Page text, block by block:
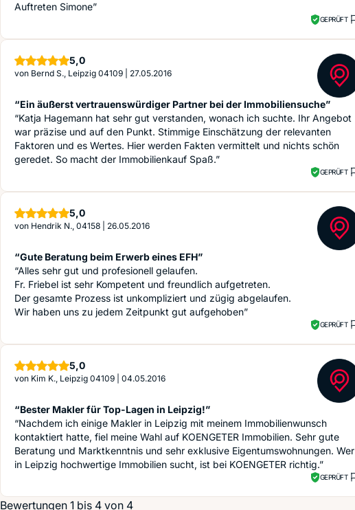
Auftreten Simone”
GEPRÜFT
5,0Sterne
von Bernd S., Leipzig 04109 27.05.2016
“Ein äußerst vertrauenswürdiger Partner bei der Immobiliensuche”
“Katja Hagemann hat sehr gut verstanden, wonach ich suchte. Ihr Angebot
war präzise und auf den Punkt. Stimmige Einschätzung der relevanten
Faktoren und es Wertes. Hier werden Fakten vermittelt und nichts schön
geredet. So macht der Immobilienkauf Spaß.”
GEPRÜFT
5,0Sterne
von Hendrik N., 04158 26.05.2016
“Gute Beratung beim Erwerb eines EFH”
“Alles sehr gut und profesionell gelaufen.
Fr. Friebel ist sehr Kompetent und freundlich aufgetreten.
Der gesamte Prozess ist unkompliziert und zügig abgelaufen.
Wir haben uns zu jedem Zeitpunkt gut aufgehoben”
GEPRÜFT
5,0Sterne
von Kim K., Leipzig 04109 04.05.2016
“Bester Makler für Top-Lagen in Leipzig!”
“Nachdem ich einige Makler in Leipzig mit meinem Immobilienwunsch
kontaktiert hatte, fiel meine Wahl auf KOENGETER Immobilien. Sehr gute
Beratung und Marktkenntnis und sehr exklusive Eigentumswohnungen. Wer
in Leipzig hochwertige Immobilien sucht, ist bei KOENGETER richtig.”
GEPRÜFT
Bewertungen 1 bis 4 von 4